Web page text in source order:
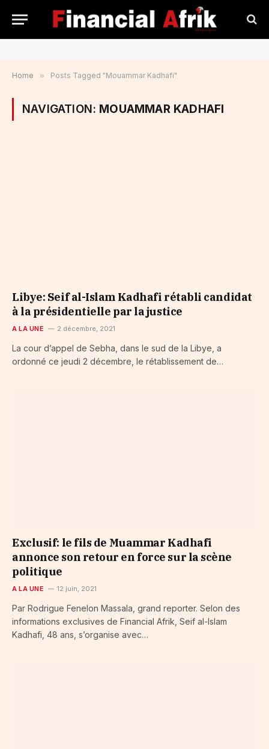
Home » Posts Tagged "Mouammar Kadhafi"
NAVIGATION: MOUAMMAR KADHAFI
Libye: Seif al-Islam Kadhafi rétabli candidat
à la présidentielle par la justice
A LA UNE 2 décembre, 2021
La cour d’appel de Sebha, dans le sud de la Libye, a
ordonné ce jeudi 2 décembre, le rétablissement de…
Exclusif: le fils de Muammar Kadhafi
annonce son retour en force sur la scène
politique
A LA UNE 12 juin, 2021
Par Rodrigue Fenelon Massala, grand reporter. Selon des
informations exclusives de Financial Afrik, Seif al-Islam
Kadhafi, 48 ans, s’organise avec…